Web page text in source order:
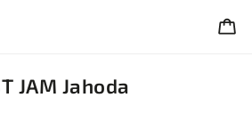
JAM Jahoda